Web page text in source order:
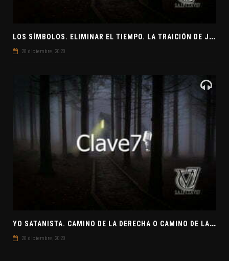
L
OS SÍMBOLOS. ELIMINAR EL TIEMPO. LA TRAICIÓN DE JUDAS
20 diciembre, 2020
Y
O SATANISTA. CAMINO DE LA DERECHA O CAMINO DE LA IZQUIERDA. CLAVE7 NEWS
20 diciembre, 2020